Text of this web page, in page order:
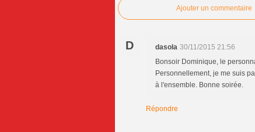
Ajouter un commentaire
D dasola 30/11/2015 21:56
Bonsoir Dominique, le
Personnellement, je me suis
à l'ensemble. Bonne soirée.
Répondre